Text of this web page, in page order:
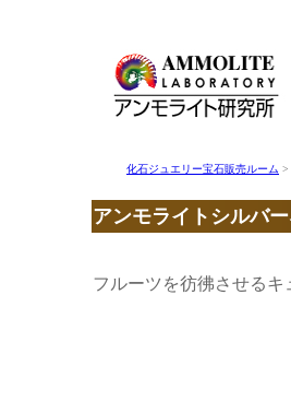
化石ジュエリー宝石販売ルーム >
アンモライトシルバ
フルーツを彷彿させる